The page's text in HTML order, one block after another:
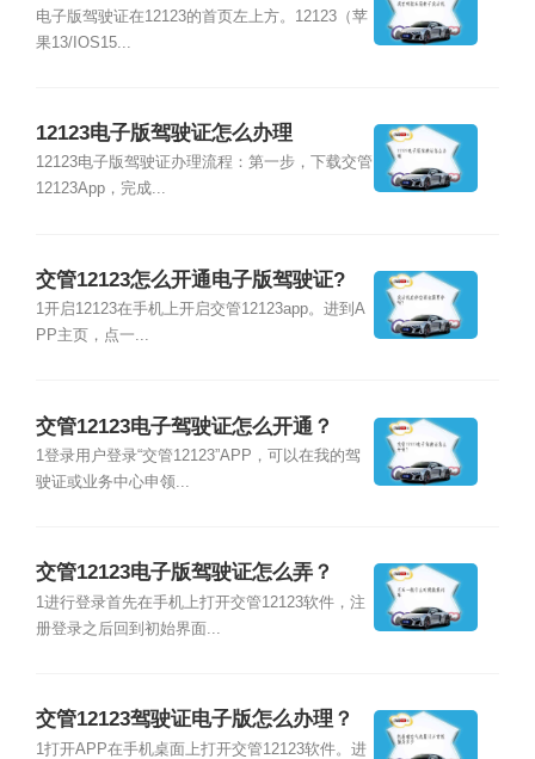
电子版驾驶证在12123的首页左上方。12123（苹
果13/IOS15...
12123电子版驾驶证怎么办理
12123电子版驾驶证办理流程：第一步，下载交管
12123App，完成...
交管12123怎么开通电子版驾驶证?
1开启12123在手机上开启交管12123app。进到A
PP主页，点一...
交管12123电子驾驶证怎么开通？
1登录用户登录“交管12123”APP，可以在我的驾
驶证或业务中心申领...
交管12123电子版驾驶证怎么弄？
1进行登录首先在手机上打开交管12123软件，注
册登录之后回到初始界面...
交管12123驾驶证电子版怎么办理？
1打开APP在手机桌面上打开交管12123软件。进